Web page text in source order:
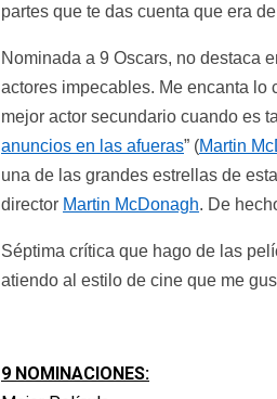
partes que te das cuenta que era
Nominada a 9 Oscars, no destaca
actores impecables. Me encanta lo
mejor actor secundario cuando es
anuncios en las afueras” (Martin
una de las grandes estrellas de
director Martin McDonagh. De
Séptima crítica que hago de las
atiendo al estilo de cine que me
9 NOMINACIONES: